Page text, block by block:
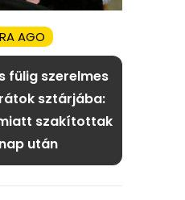
AGO
fülig szerelmes
sztárjába:
szakítottak
után